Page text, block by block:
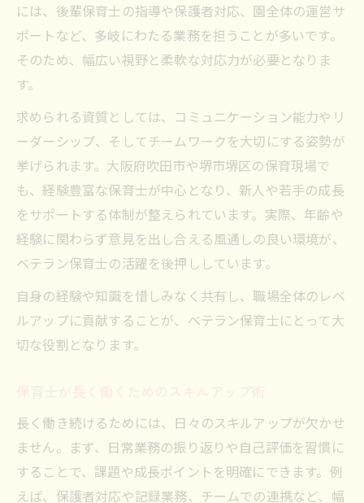
には、後輩保育士の指導や保護者対応、園全体の運営サ
ポートなど、多岐にわたる業務を担うことが多いです。
そのため、幅広い視野と柔軟な対応力が必要となりま
す。
求められる資質としては、コミュニケーション能力やリ
ーダーシップ、そしてチームワークを大切にする姿勢が
挙げられます。大阪府吹田市や堺市堺区の保育現場で
も、経験豊富な保育士が中心となり、新人や若手の成長
をサポートする体制が整えられています。実際、年齢や
経験に関わらず意見を出し合える風通しの良い環境が、
ベテラン保育士の活躍を後押ししています。
自身の経験や知識を惜しみなく共有し、職場全体のレベ
ルアップに貢献することが、ベテラン保育士にとって大
切な役割となります。
保育士が長く働くためのスキルアップ術
長く働き続けるためには、日々のスキルアップが欠かせ
ません。まず、日常業務の振り返りや自己評価を習慣に
することで、課題や成長ポイントを明確にできます。例
えば、保護者対応や記録業務、チームでの連携など、幅